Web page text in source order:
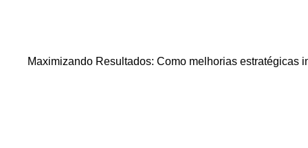
Maximizando Resultados: Como melhorias estratégicas